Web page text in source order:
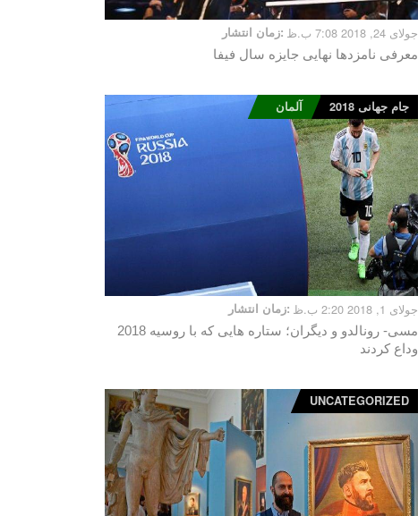
زمان انتشار: جولای 24, 2018 7:08 ب.ظ
معرفی نامزدها نهایی جایزه سال فیفا
جام جهانی 2018 آلمان
زمان انتشار: جولای 1, 2018 2:20 ب.ظ
مسی- رونالدو و دیگران؛ ستاره هایی که با روسیه 2018
وداع کردند
UNCATEGORIZED